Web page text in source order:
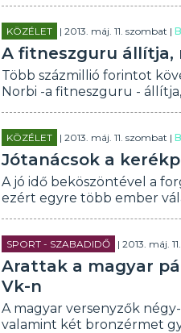
KÖZÉLET | 2013. máj. 11. szombat |
A fitneszguru állítja,
Több százmillió forintot
Norbi -a fitneszguru -
KÖZÉLET | 2013. máj. 11. szombat |
Jótanácsok a
A jó idő beköszöntével a
ezért egyre több ember
SPORT - SZABADIDŐ | 2013. máj.
Arattak a magyar
Vk-n
A magyar versenyzők
valamint két bronzérmet